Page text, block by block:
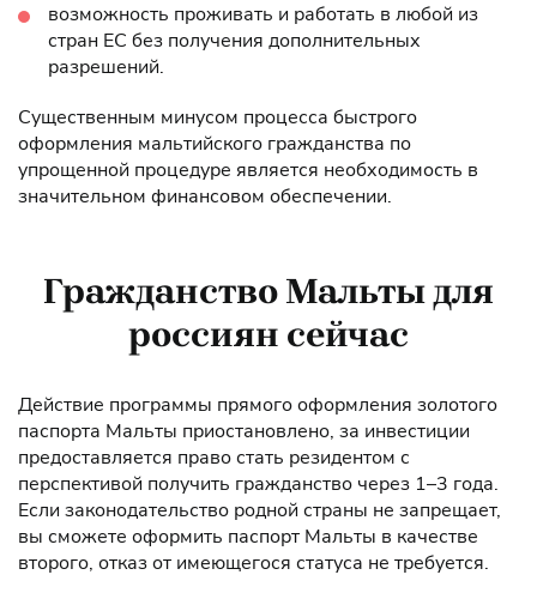
возможность проживать и работать в любой из
стран ЕС без получения дополнительных
разрешений.
Существенным минусом процесса быстрого
оформления мальтийского гражданства по
упрощенной процедуре является необходимость в
значительном финансовом обеспечении.
Гражданство Мальты для
россиян сейчас
Действие программы прямого оформления золотого
паспорта Мальты приостановлено, за инвестиции
предоставляется право стать резидентом с
перспективой получить гражданство через 1–3 года.
Если законодательство родной страны не запрещает,
вы сможете оформить паспорт Мальты в качестве
второго, отказ от имеющегося статуса не требуется.